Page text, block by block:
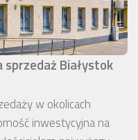
Białystok
w okolicach
inwestycyjna na